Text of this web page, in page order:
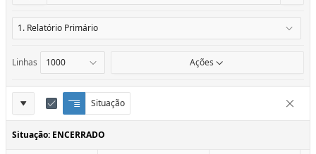
Linhas Ações
Definições
do
Relatório
Situação
Q
u
e
b
E
d
i
t
Situação: ENCERRADO